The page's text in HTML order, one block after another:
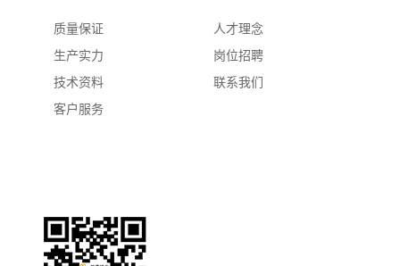
质量保证
生产实力
技术资料
客户服务
人才理念
岗位招聘
联系我们